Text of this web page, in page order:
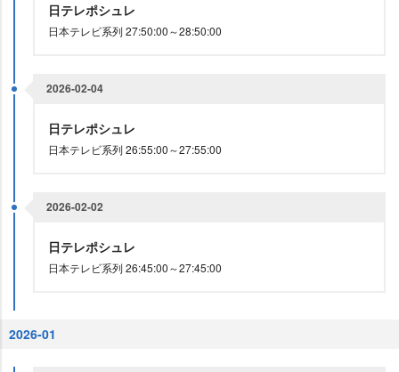
日テレポシュレ
日本テレビ系列 27:50:00～28:50:00
2026-02-04
日テレポシュレ
日本テレビ系列 26:55:00～27:55:00
2026-02-02
日テレポシュレ
日本テレビ系列 26:45:00～27:45:00
2026-01